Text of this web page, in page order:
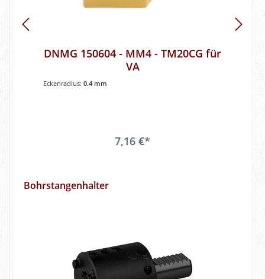
DNMG 150604 - MM4 - TM20CG für
VA
Eckenradius: 0.4 mm
7,16 €*
Bohrstangenhalter